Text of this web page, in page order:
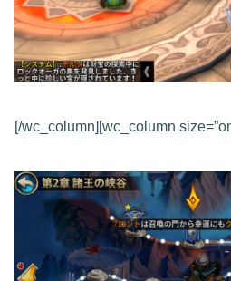
[/wc_column][wc_column